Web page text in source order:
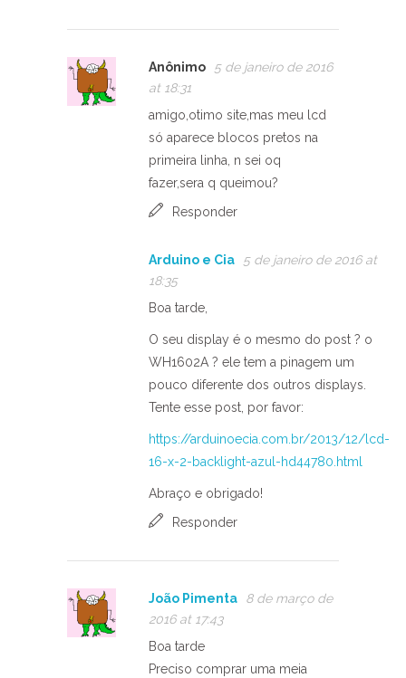
Anônimo
5 de janeiro de 2016
at 18:31
amigo,otimo site,mas meu lcd
só aparece blocos pretos na
primeira linha, n sei oq
fazer,sera q queimou?
Responder
Arduino e Cia
5 de janeiro de 2016 at
18:35
Boa tarde,
O seu display é o mesmo do post ? o
WH1602A ? ele tem a pinagem um
pouco diferente dos outros displays.
Tente esse post, por favor:
https://arduinoecia.com.br/2013/12/lcd-
16-x-2-backlight-azul-hd44780.html
Abraço e obrigado!
Responder
João Pimenta
8 de março de
2016 at 17:43
Boa tarde
Preciso comprar uma meia